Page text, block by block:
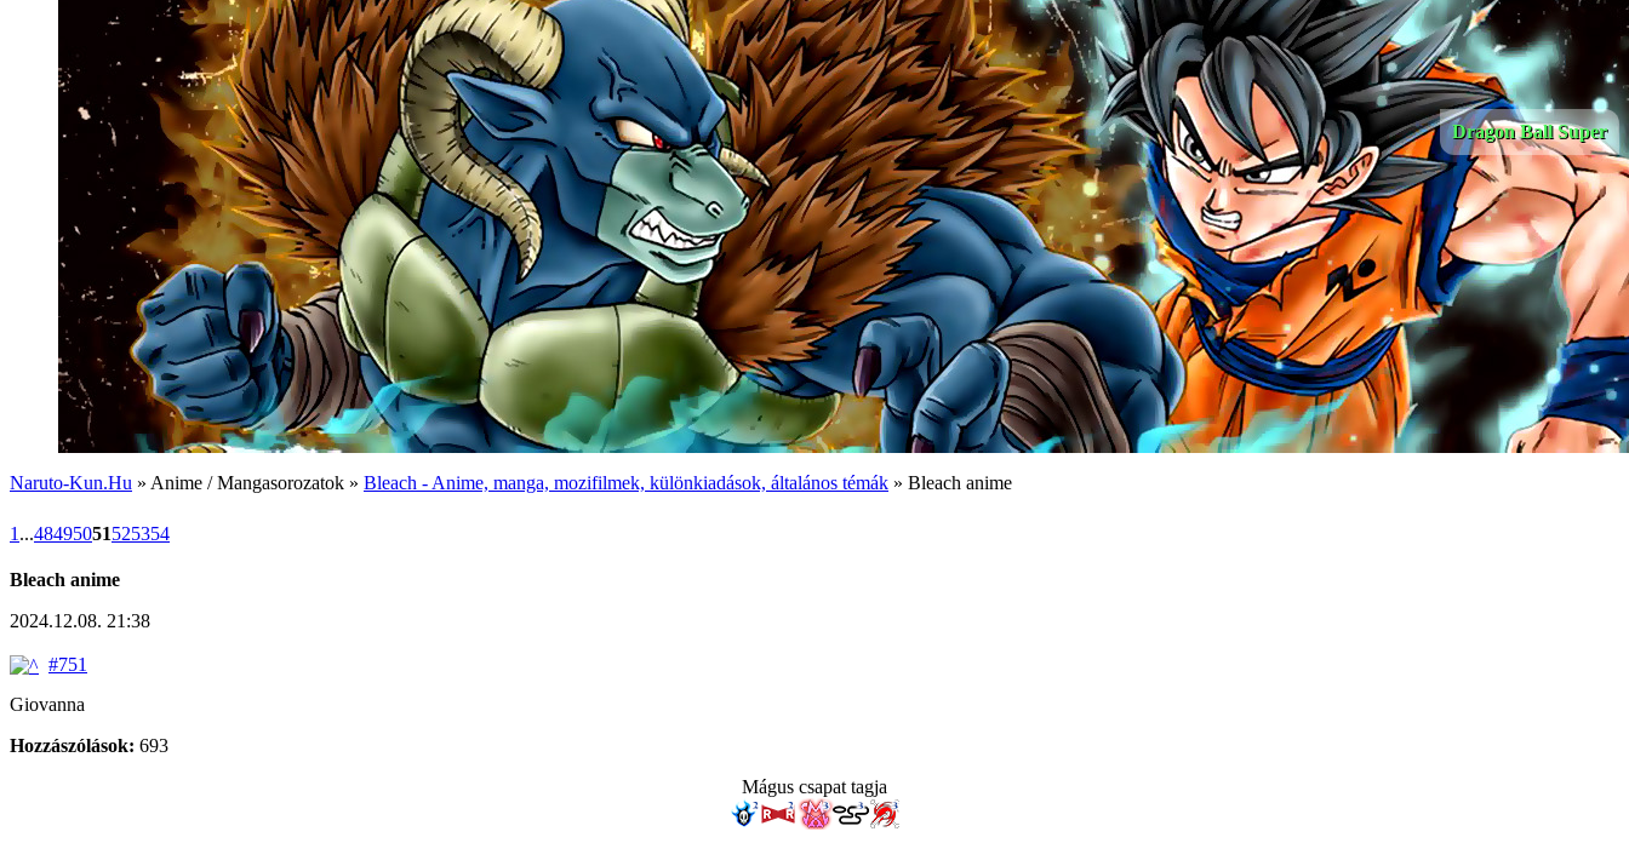
Dragon Ball Super
Naruto-Kun.Hu » Anime / Mangasorozatok » Bleach - Anime, manga, mozifilmek, különkiadások, általános témák » Bleach anime
1 ...48495051525354
Bleach anime
2024.12.08. 21:38
#751
Giovanna
Hozzászólások: 693
Mágus csapat tagja